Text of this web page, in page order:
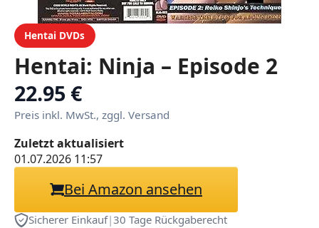
Hentai DVDs
Hentai: Ninja – Episode 2
22.95 €
Preis inkl. MwSt., zggl. Versand
Zuletzt aktualisiert
01.07.2026 11:57
Bei Amazon ansehen
Sicherer Einkauf|30 Tage Rückgaberecht